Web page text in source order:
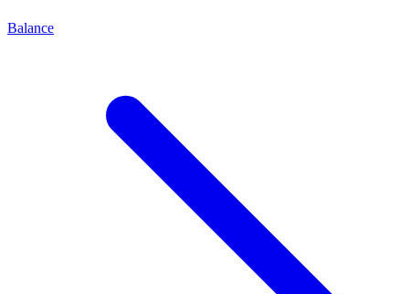
Balance